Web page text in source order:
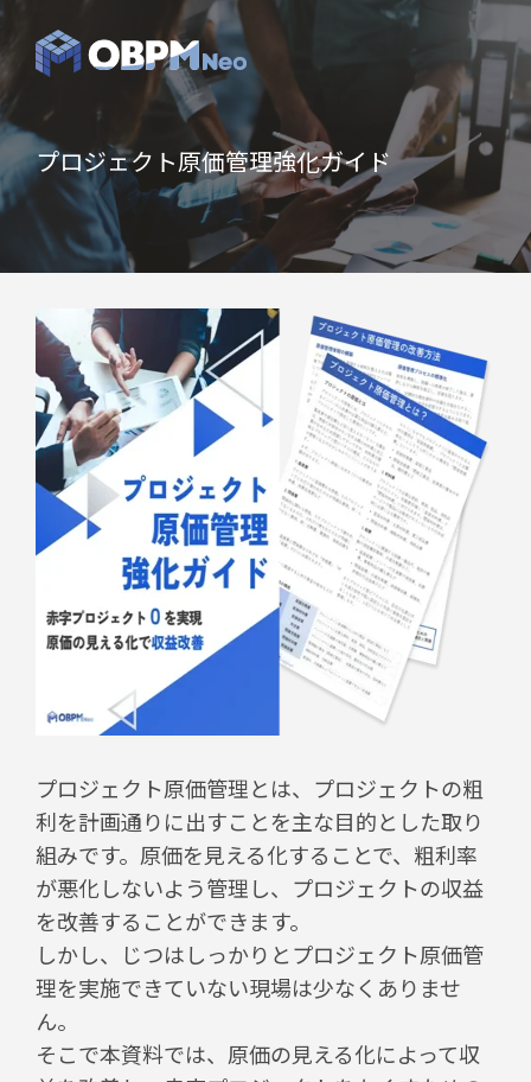
プロジェクト原価管理強化ガイド
プロジェクト原価管理とは、プロジェクトの粗
利を計画通りに出すことを主な目的とした取り
組みです。原価を見える化することで、粗利率
が悪化しないよう管理し、プロジェクトの収益
を改善することができます。
しかし、じつはしっかりとプロジェクト原価管
理を実施できていない現場は少なくありませ
ん。
そこで本資料では、原価の見える化によって収